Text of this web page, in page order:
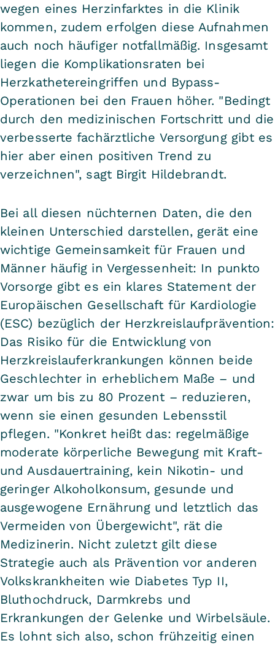
wegen eines Herzinfarktes in die Klinik
kommen, zudem erfolgen diese Aufnahmen
auch noch häufiger notfallmäßig. Insgesamt
liegen die Komplikationsraten bei
Herzkathetereingriffen und Bypass-
Operationen bei den Frauen höher. "Bedingt
durch den medizinischen Fortschritt und die
verbesserte fachärztliche Versorgung gibt es
hier aber einen positiven Trend zu
verzeichnen", sagt Birgit Hildebrandt.
Bei all diesen nüchternen Daten, die den
kleinen Unterschied darstellen, gerät eine
wichtige Gemeinsamkeit für Frauen und
Männer häufig in Vergessenheit: In punkto
Vorsorge gibt es ein klares Statement der
Europäischen Gesellschaft für Kardiologie
(ESC) bezüglich der Herzkreislaufprävention:
Das Risiko für die Entwicklung von
Herzkreislauferkrankungen können beide
Geschlechter in erheblichem Maße – und
zwar um bis zu 80 Prozent – reduzieren,
wenn sie einen gesunden Lebensstil
pflegen. "Konkret heißt das: regelmäßige
moderate körperliche Bewegung mit Kraft-
und Ausdauertraining, kein Nikotin- und
geringer Alkoholkonsum, gesunde und
ausgewogene Ernährung und letztlich das
Vermeiden von Übergewicht", rät die
Medizinerin. Nicht zuletzt gilt diese
Strategie auch als Prävention vor anderen
Volkskrankheiten wie Diabetes Typ II,
Bluthochdruck, Darmkrebs und
Erkrankungen der Gelenke und Wirbelsäule.
Es lohnt sich also, schon frühzeitig einen